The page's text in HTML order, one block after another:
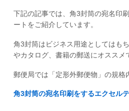
下記の記事では、角3封筒の宛名印
ートをご紹介しています。
角3封筒はビジネス用途としてはも
やカタログ、書籍の郵送にオススメ
郵便局では「定形外郵便物」の規格
角3封筒の宛名印刷をするエクセル